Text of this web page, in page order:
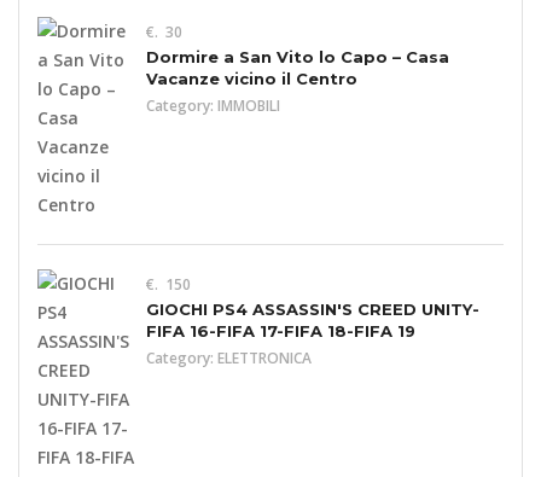
€. 30
Dormire a San Vito lo Capo – Casa
Vacanze vicino il Centro
Category: IMMOBILI
€. 150
GIOCHI PS4 ASSASSIN'S CREED UNITY-
FIFA 16-FIFA 17-FIFA 18-FIFA 19
Category: ELETTRONICA